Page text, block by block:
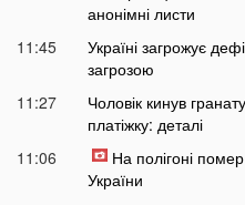
анонімні листи
11:45
Україні загрожує
загрозою
11:27
Чоловік кинув
платіжку: деталі
11:06
На полігоні
України